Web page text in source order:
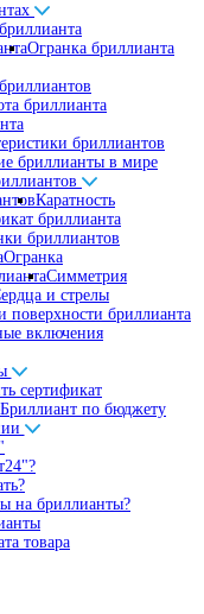
Огранка бриллианта
бриллианта
бриллиантов
бриллианты в мире
Каратность
бриллианта
бриллиантов
Огранка
Симметрия
и стрелы
поверхности бриллианта
включения
сертификат
Бриллиант по бюджету
на бриллианты?
товара